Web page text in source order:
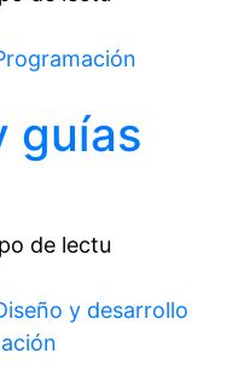
guías
de lectu
y desarrollo